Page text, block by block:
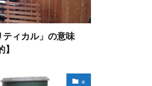
ィカル」の意味
e